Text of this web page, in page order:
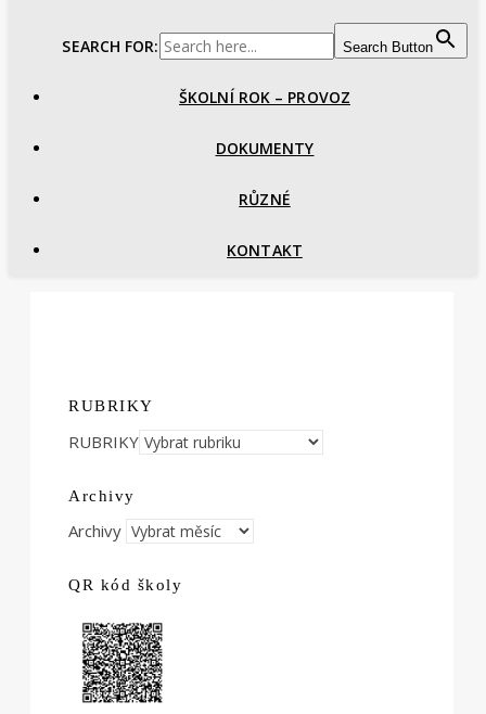
SEARCH FOR: Search Button
ŠKOLNÍ ROK – PROVOZ
DOKUMENTY
RŮZNÉ
KONTAKT
RUBRIKY
RUBRIKY
Archivy
Archivy
QR kód školy